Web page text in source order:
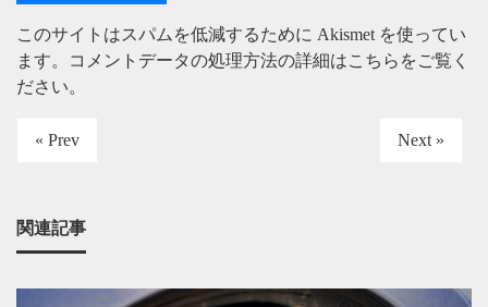
このサイトはスパムを低減するために Akismet を使ってい
ます。
コメントデータの処理方法の詳細はこちらをご覧く
ださい。
« Prev Next »
関連記事